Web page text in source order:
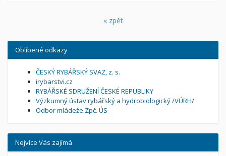
« zpět
Oblíbené odkazy
ČESKÝ RYBÁŘSKÝ SVAZ, z. s.
irybarstvi.cz
RYBÁŘSKÉ SDRUŽENÍ ČESKÉ REPUBLIKY
Výzkumný ústav rybářský a hydrobiologický /VÚRH/
Odbor mládeže Zpč. ÚS
Nejvíce Vás zajímá